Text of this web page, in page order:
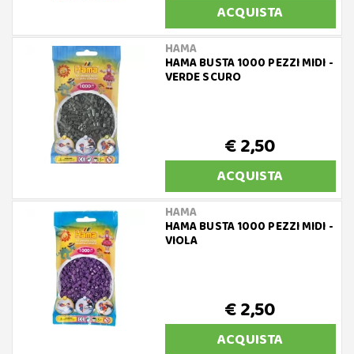
ACQUISTA
HAMA
HAMA BUSTA 1000 PEZZI MIDI -
VERDE SCURO
€ 2,50
ACQUISTA
HAMA
HAMA BUSTA 1000 PEZZI MIDI -
VIOLA
€ 2,50
ACQUISTA